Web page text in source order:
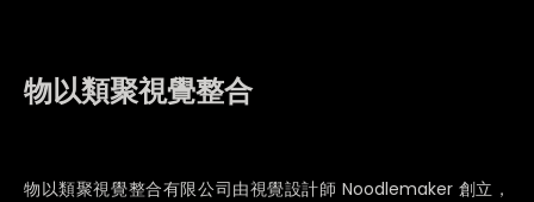
物以類聚視覺整合
物以類聚視覺整合有限公司由視覺設計師 Noodlemaker 創立，